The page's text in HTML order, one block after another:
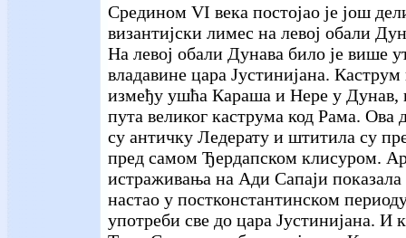
Средином VI века постојао је још
византијски лимес на левој обали
На левој обали Дунава било је више
владавине цара Јустинијана.
између ушћа Караша и Нере у Дунав,
пута великог каструма код Рама. Ова
су античку Ледерату и штитила су
пред самом Ђердапском клисуром.
истраживања на Ади Сапаји показала
настао у постконстантинском
употреби све до цара Јустинијана. И